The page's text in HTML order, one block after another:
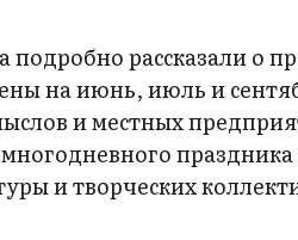
подробно рассказали о
на июнь, июль и
и местных
и творческих